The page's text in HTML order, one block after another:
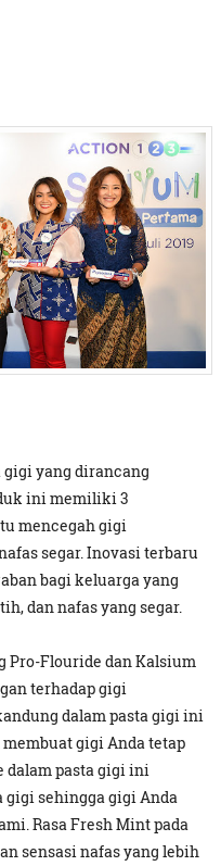
gigi yang dirancang
ini memiliki 3
mencegah gigi
segar. Inovasi terbaru
bagi keluarga yang
dan nafas yang segar.
Pro-Flouride dan Kalsium
terhadap gigi
dalam pasta gigi ini
gigi Anda tetap
dalam pasta gigi ini
gigi sehingga gigi Anda
Rasa Fresh Mint pada
sensasi nafas yang lebih